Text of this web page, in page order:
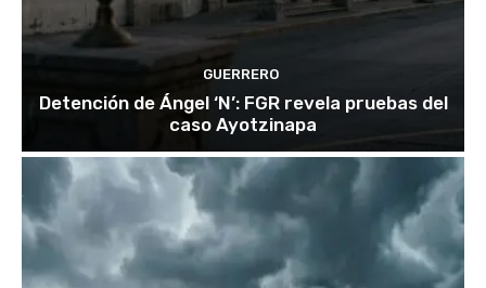
GUERRERO
Detención de Ángel ‘N’: FGR revela pruebas del
caso Ayotzinapa